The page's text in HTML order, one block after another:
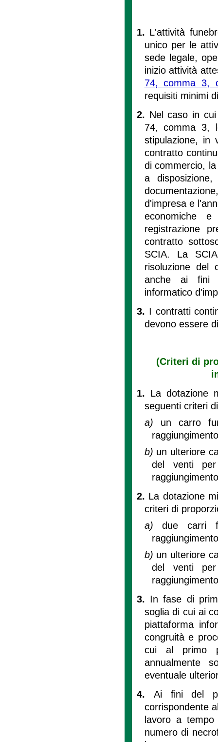
1. L'attività
unico per le
sede legale,
inizio attività
74, comma 3,
requisiti minimi
2. Nel caso in
74, comma
stipulazione, in
contratto
di commercio,
a
d'impresa e
economiche
registrazione
contratto
SCIA. La
risoluzione del
anche ai fini
informatico
3. I contratti
devono essere
(Criteri di
1. La dotazione
seguenti criteri
a) un carro
b) un ulteriore
del venti
2. La dotazione
criteri di
a)due carri
b) un ulteriore
del venti
3. In fase di
soglia di cui ai
piattaforma
congruità e
cui al primo
annualmente
eventuale
4. Ai fini del
corrispondente
lavoro a
numero di